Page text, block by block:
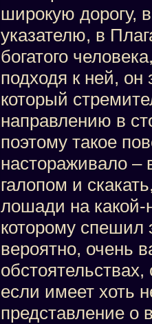
широкую дорогу,
указателю, в
богатого
подходя к ней, он
который
направлению в
поэтому такое
настораживало –
галопом и
лошади на какой-
которому спешил
вероятно, очень
если имеет хоть
представление о